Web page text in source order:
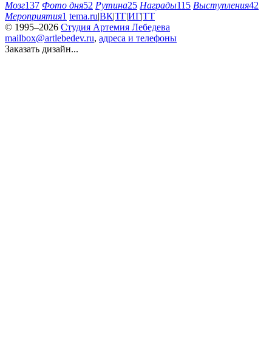
Мозг137 Фото дня52 Рутина25 Награды115 Выступления42
Мероприятия1 tema.ru|ВК|ТГ|ИГ|ТТ
© 1995–2026 Студия Артемия Лебедева
mailbox@artlebedev.ru, адреса и телефоны
Заказать дизайн...